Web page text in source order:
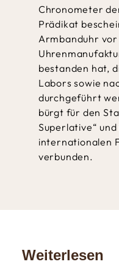
Chronometer
Prädikat
Armbanduhr vor
bestanden hat,
Labors sowie
durchgeführt
bürgt für den
Superlative“
internationalen
verbunden.
Weiterlesen